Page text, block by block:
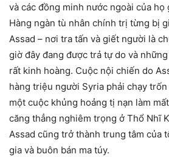
và các đồng minh nước ngoài của họ
Hàng ngàn tù nhân chính trị từng bị
Assad – nơi tra tấn và giết người là
giờ đây đang được trả tự do và
rất kinh hoàng. Cuộc nội chiến do
hàng triệu người Syria phải chạy
một cuộc khủng hoảng tị nạn làm
căng thẳng nghiêm trọng ở Thổ Nhĩ
Assad cũng trở thành trung tâm của
gia và buôn bán ma túy.